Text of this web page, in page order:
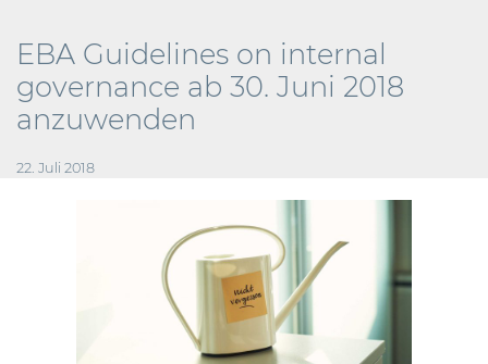
EBA Guidelines on internal
governance ab 30. Juni 2018
anzuwenden
22. Juli 2018